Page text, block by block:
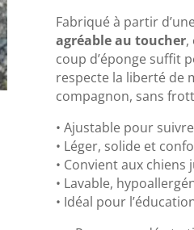
Fabriqué à partir
agréable au toucher,
coup d’éponge suffit
respecte la liberté de
compagnon, sans
• Ajustable pour
• Léger, solide et
• Convient aux chiens
• Lavable,
• Idéal pour